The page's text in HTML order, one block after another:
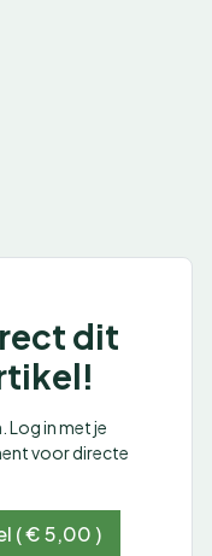
dit
Log in met je
voor directe
( € 5,00 )